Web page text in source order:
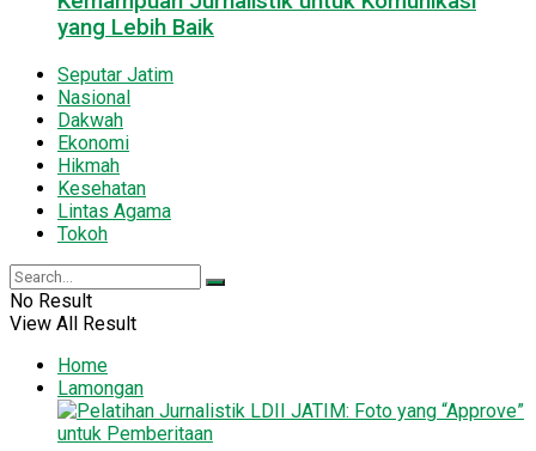
yang Lebih Baik
Seputar Jatim
Nasional
Dakwah
Ekonomi
Hikmah
Kesehatan
Lintas Agama
Tokoh
No Result
View All Result
Home
Lamongan